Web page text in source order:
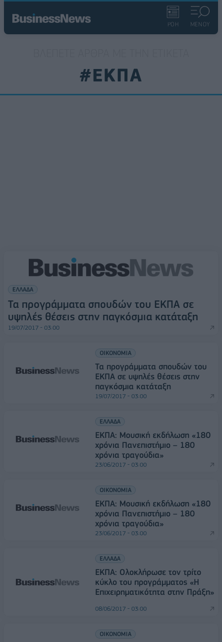
ΡΟΗ ΜΕΝΟΥ
#ΕΚΠΑ
ΕΛΛΑΔΑ
Τα προγράμματα σπουδών του ΕΚΠΑ σε
υψηλές θέσεις στην παγκόσμια κατάταξη
19/07/2017 - 03:00
ΟΙΚΟΝΟΜΙΑ
Τα προγράμματα σπουδών του
ΕΚΠΑ σε υψηλές θέσεις στην
παγκόσμια κατάταξη
19/07/2017 - 03:00
ΕΛΛΑΔΑ
ΕΚΠΑ: Μουσική εκδήλωση «180
χρόνια Πανεπιστήμιο – 180
χρόνια τραγούδια»
23/06/2017 - 03:00
ΟΙΚΟΝΟΜΙΑ
ΕΚΠΑ: Μουσική εκδήλωση «180
χρόνια Πανεπιστήμιο – 180
χρόνια τραγούδια»
23/06/2017 - 03:00
ΕΛΛΑΔΑ
ΕΚΠΑ: Ολοκλήρωσε τον τρίτο
κύκλο του προγράμματος «Η
Επιχειρηματικότητα στην Πράξη»
08/06/2017 - 03:00
ΟΙΚΟΝΟΜΙΑ